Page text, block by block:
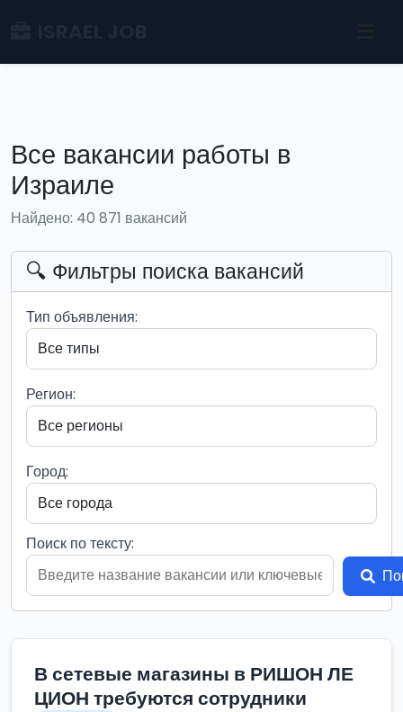
Все вакансии работы в
Израиле
Найдено: 40 871 вакансий
🔍 Фильтры поиска вакансий
Тип объявления:
Регион:
Город:
Поиск по тексту:
В сетевые магазины в РИШОН ЛЕ
ЦИОН требуются сотрудники